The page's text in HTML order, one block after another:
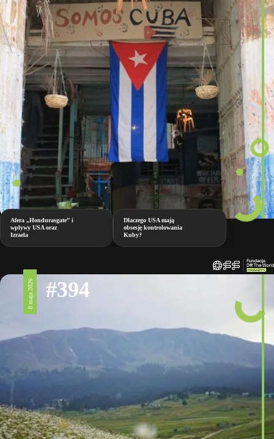
Afera „Hondurasgate” i
wpływy USA oraz
Izraela
Dlaczego USA mają
obsesję kontrolowania
Kuby?
8 maja 2026 #394